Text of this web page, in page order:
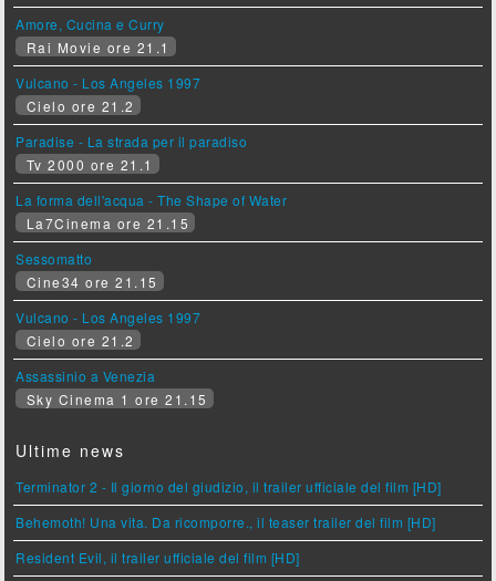
Amore, Cucina e Curry
Rai Movie ore 21.1
Vulcano - Los Angeles 1997
Cielo ore 21.2
Paradise - La strada per il paradiso
Tv 2000 ore 21.1
La forma dell'acqua - The Shape of Water
La7Cinema ore 21.15
Sessomatto
Cine34 ore 21.15
Vulcano - Los Angeles 1997
Cielo ore 21.2
Assassinio a Venezia
Sky Cinema 1 ore 21.15
Ultime news
Terminator 2 - Il giorno del giudizio, il trailer ufficiale del film [HD]
Behemoth! Una vita. Da ricomporre., il teaser trailer del film [HD]
Resident Evil, il trailer ufficiale del film [HD]